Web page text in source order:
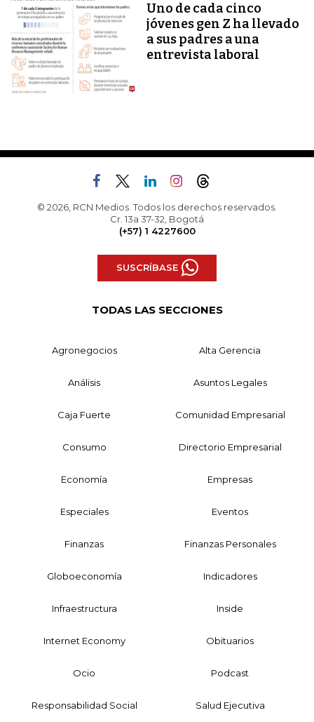
Uno de cada cinco
jóvenes gen Z ha llevado
a sus padres a una
entrevista laboral
© 2026, RCN Medios. Todos los derechos reservados.
Cr. 13a 37-32, Bogotá
(+57) 1 4227600
SUSCRÍBASE
TODAS LAS SECCIONES
Agronegocios Alta Gerencia
Análisis Asuntos Legales
Caja Fuerte Comunidad Empresarial
Consumo Directorio Empresarial
Economía Empresas
Especiales Eventos
Finanzas Finanzas Personales
Globoeconomía Indicadores
Infraestructura Inside
Internet Economy Obituarios
Ocio Podcast
Responsabilidad Social Salud Ejecutiva